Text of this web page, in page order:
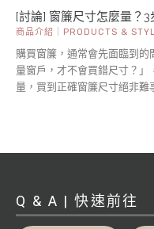
[討論] 窗簾尺寸怎麼量？
商品介紹｜PRODUCTS &
購買窗簾，通常會先面臨到
量窗戶，才不會買錯尺寸？」
量，買到正確窗簾尺寸絕非難
Q & A | 快速前往